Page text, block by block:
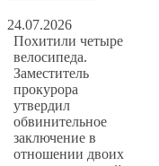
24.07.2026
Похитили четыре
велосипеда.
Заместитель
прокурора
утвердил
обвинительное
заключение в
отношении двоих